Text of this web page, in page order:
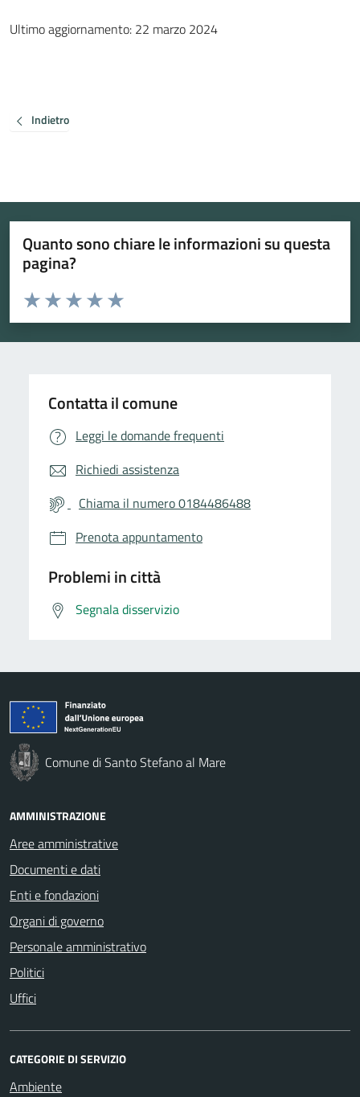
Ultimo aggiornamento: 22 marzo 2024
Indietro
Quanto sono chiare le informazioni su questa
pagina?
Valuta da 1 a 5 stelle la pagina
Valuta 5 stelle su 5
Valuta 4 stelle su 5
Valuta 3 stelle su 5
Valuta 2 stelle su 5
Valuta 1 stelle su 5
Contatta il comune
Leggi le domande frequenti
Richiedi assistenza
Chiama il numero 0184486488
Prenota appuntamento
Problemi in città
Segnala disservizio
Comune di Santo Stefano al Mare
AMMINISTRAZIONE
Aree amministrative
Documenti e dati
Enti e fondazioni
Organi di governo
Personale amministrativo
Politici
Uffici
CATEGORIE DI SERVIZIO
Ambiente